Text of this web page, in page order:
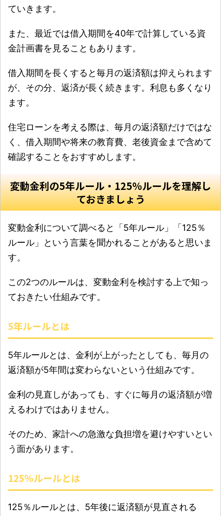
ていきます。
また、最近では借入期間を40年で計算している資
金計画書を見ることもあります。
借入期間を長くすると毎月の返済額は抑えられます
が、その分、返済が長く続きます。利息も多くなり
ます。
住宅ローンを考える際は、毎月の返済額だけではな
く、借入期間や将来の教育費、老後資金まで含めて
確認することをおすすめします。
変動金利の5年ルール・125％ルールを理解し
ておきましょう
変動金利について調べると「5年ルール」「125％
ルール」という言葉を聞かれることがあると思いま
す。
この2つのルールは、変動金利を検討する上で知っ
ておきたい仕組みです。
5年ルールとは
5年ルールとは、金利が上がったとしても、毎月の
返済額が5年間は変わらないという仕組みです。
金利の見直しがあっても、すぐに毎月の返済額が増
えるわけではありません。
そのため、家計への急激な負担増を避けやすいとい
う面があります。
125％ルールとは
125％ルールとは、5年後に返済額が見直される